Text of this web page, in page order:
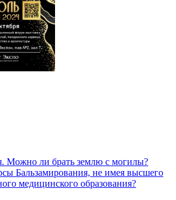
Можно ли брать землю с могилы?
Бальзамирования, не имея высшего
медицинского образования?